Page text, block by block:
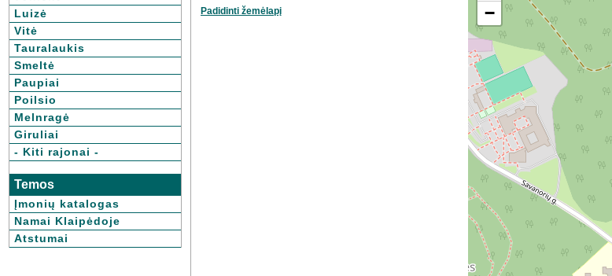
Luizė
Vitė
Tauralaukis
Smeltė
Paupiai
Poilsio
Melnragė
Giruliai
- Kiti rajonai -
Temos
Įmonių katalogas
Namai Klaipėdoje
Atstumai
Padidinti žemėlapį
−